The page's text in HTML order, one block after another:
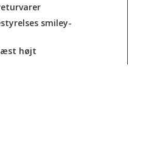
smiley-
højt